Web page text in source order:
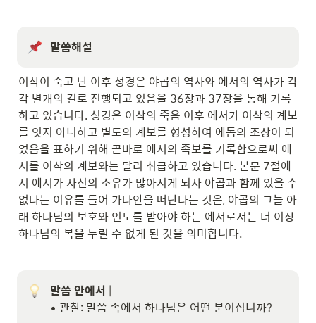
말씀해설
이삭이 죽고 난 이후 성경은 야곱의 역사와 에서의 역사가 각
각 별개의 길로 진행되고 있음을 36장과 37장을 통해 기록
하고 있습니다. 성경은 이삭의 죽음 이후 에서가 이삭의 계보
를 잇지 아니하고 별도의 계보를 형성하여 에돔의 조상이 되
었음을 표하기 위해 곧바로 에서의 족보를 기록함으로써 에
서를 이삭의 계보와는 달리 취급하고 있습니다. 본문 7절에
서 에서가 자신의 소유가 많아지게 되자 야곱과 함께 있을 수
없다는 이유를 들어 가나안을 떠난다는 것은, 야곱의 그늘 아
래 하나님의 보호와 인도를 받아야 하는 에서로서는 더 이상
하나님의 복을 누릴 수 없게 된 것을 의미합니다.
말씀 안에서 |
• 관찰: 말씀 속에서 하나님은 어떤 분이십니까?